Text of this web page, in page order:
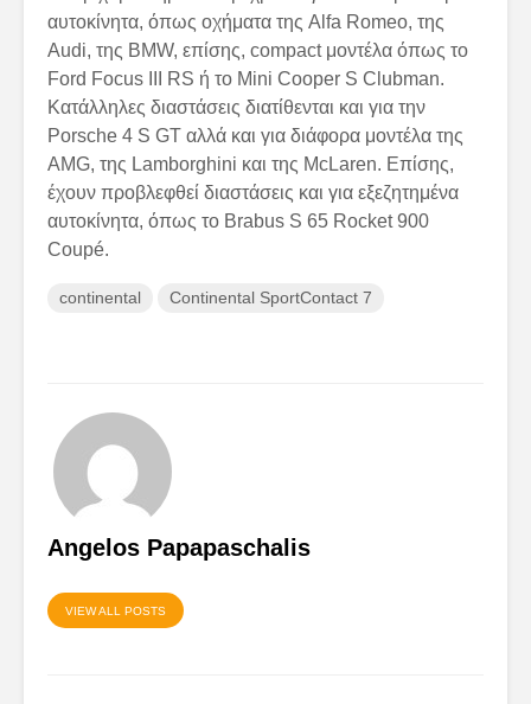
αυτοκίνητα, όπως οχήματα της Alfa Romeo, της
Audi, της BMW, επίσης, compact μοντέλα όπως το
Ford Focus III RS ή το Mini Cooper S Clubman.
Κατάλληλες διαστάσεις διατίθενται και για την
Porsche 4 S GT αλλά και για διάφορα μοντέλα της
AMG, της Lamborghini και της McLaren. Επίσης,
έχουν προβλεφθεί διαστάσεις και για εξεζητημένα
αυτοκίνητα, όπως το Brabus S 65 Rocket 900
Coupé.
continental Continental SportContact 7
Angelos Papapaschalis
VIEW ALL POSTS